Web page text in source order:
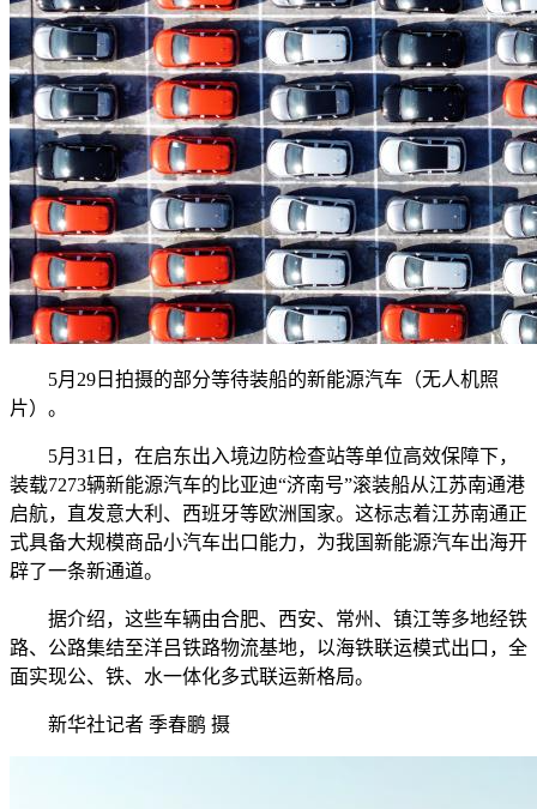
5月29日拍摄的部分等待装船的新能源汽车（无人机照
片）。
5月31日，在启东出入境边防检查站等单位高效保障下，
装载7273辆新能源汽车的比亚迪“济南号”滚装船从江苏南通港
启航，直发意大利、西班牙等欧洲国家。这标志着江苏南通正
式具备大规模商品小汽车出口能力，为我国新能源汽车出海开
辟了一条新通道。
据介绍，这些车辆由合肥、西安、常州、镇江等多地经铁
路、公路集结至洋吕铁路物流基地，以海铁联运模式出口，全
面实现公、铁、水一体化多式联运新格局。
新华社记者 季春鹏 摄